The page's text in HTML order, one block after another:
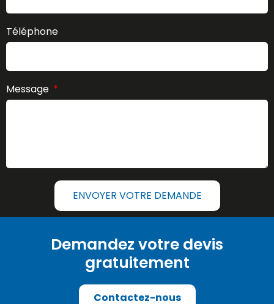
Téléphone
Message
ENVOYER VOTRE DEMANDE
Demandez votre devis
gratuitement
Contactez-nous